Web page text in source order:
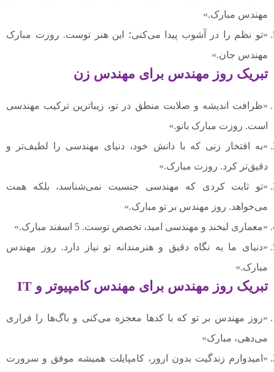
مهندس مبارک.»
«تو نظم را در آشوب پیدا می‌کنی؛ این هنر توست. روزت مبارک
مهندس جان.»
تبریک روز مهندس برای مهندس زن
«ظرافت اندیشه و صلابت منطق در تو، زیباترین ترکیب مهندسی
است. روزت مبارک بانو.»
«به افتخار زنی که با دانش خود، دنیای مهندسی را لطیف‌تر و
دقیق‌تر کرد. روزت مبارک.»
«تو ثابت کردی که مهندسی جنسیت نمی‌شناسد، بلکه همت
می‌خواهد. روز مهندس بر تو مبارک.»
«معماری لبخند و مهندسی امید، تخصص توست. 5 اسفند مبارک.»
«دنیای ما به نگاه دقیق و هنرمندانه تو نیاز دارد. روز مهندس
مبارک.»
تبریک روز مهندس برای مهندس کامپیوتر و IT
«روز مهندس بر تو که با کدها معجزه می‌کنی و باگ‌ها را فراری
می‌دهی، مبارک»
«امیدوارم زندگیت بدون ارور، کامپایلت همیشه موفق و سرورت